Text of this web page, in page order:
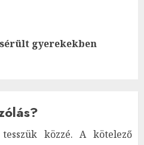
gyerekekben
közzé. A kötelező